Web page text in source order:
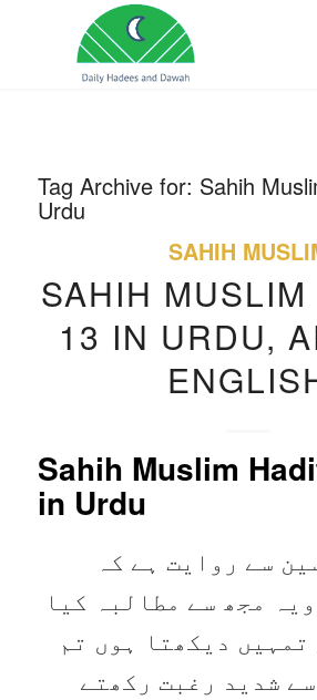
Tag Archive for: Sahih
Urdu
SAHIH
SAHIH
13 IN URDU,
Sahih Muslim
in Urdu
سے روایت ہے کہ
مجھ سے مطالبہ کیا
تمہیں دیکھتا ہوں تم
شدید رغبت رکھتے